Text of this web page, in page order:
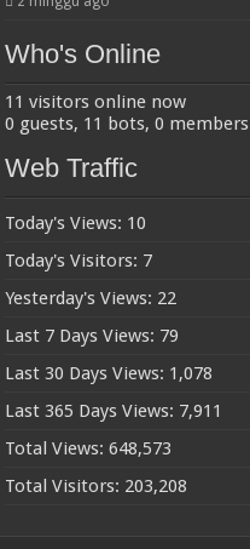
Who's Online
11 visitors online now
0 guests, 11 bots, 0 members
Web Traffic
Today's Views: 10
Today's Visitors: 7
Yesterday's Views: 22
Last 7 Days Views: 79
Last 30 Days Views: 1,078
Last 365 Days Views: 7,911
Total Views:648,573
Total Visitors: 203,208